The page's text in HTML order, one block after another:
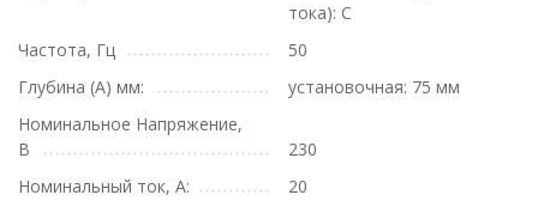
тока): С
Частота, Гц
50
Глубина (A) мм:
установочная: 75 мм
Номинальное Напряжение,
В
230
Номинальный ток, А:
20